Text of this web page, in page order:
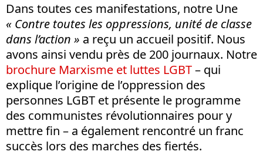
Dans toutes ces manifestations, notre Une
« Contre toutes les oppressions, unité de classe
dans l’action » a reçu un accueil positif. Nous
avons ainsi vendu près de 200 journaux. Notre
brochure Marxisme et luttes LGBT– qui
explique l’origine de l’oppression des
personnes LGBT et présente le programme
des communistes révolutionnaires pour y
mettre fin – a également rencontré un franc
succès lors des marches des fiertés.